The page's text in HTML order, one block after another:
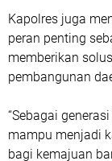
Kapolres juga
peran penting
memberikan
pembangunan
“Sebagai
mampu menjadi
bagi kemajuan